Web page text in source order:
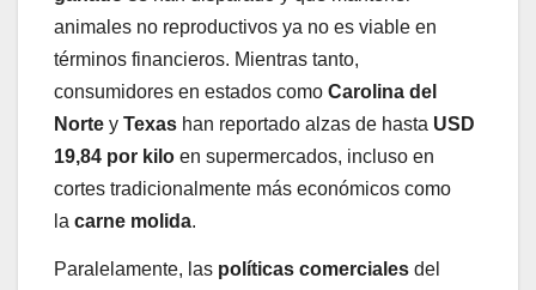
animales no reproductivos ya no es viable en
términos financieros. Mientras tanto,
consumidores en estados como Carolina del
Norte y Texas han reportado alzas de hasta USD
19,84 por kilo en supermercados, incluso en
cortes tradicionalmente más económicos como
la carne molida.
Paralelamente, las políticas comerciales del